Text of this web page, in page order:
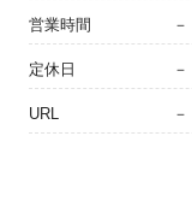
営業時間 －
定休日 －
URL －